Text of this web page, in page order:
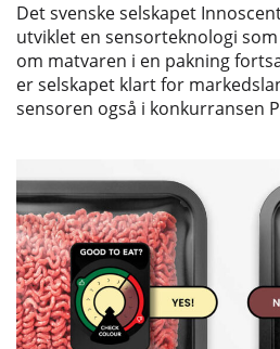
Det svenske selskapet
utviklet en sensorteknologi
om matvaren i en pakning
er selskapet klart for
sensoren også i konkurransen